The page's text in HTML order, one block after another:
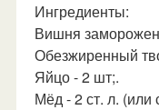
Ингредиенты:
Вишня
Обезжиренный
Яйцо - 2 шт;.
Мёд - 2 ст. л. (или